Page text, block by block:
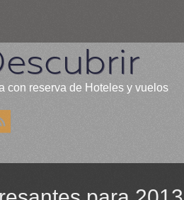
con reserva de Hoteles y vuelos